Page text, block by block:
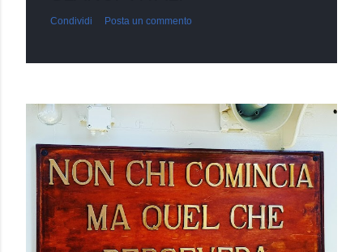
Condividi Posta un commento